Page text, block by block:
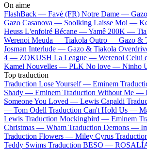
On aime
FlashBack — Favé (FR) Notre Dame —
Gazo Casanova — Soolking Laisse Moi —
Heuss L'enfoiré Bécane —Yamê 200K —
Werenoi Meuda — Tiakola Outro — Gazo &
Josman Interlude — Gazo & Tiakola
4 — ZOKUSH La League — Werenoi Celui
Kamel Nouvelles — PLK No love — Ninho
Top traduction
Traduction Lose Yourself — Eminem
Shady — Eminem Traduction Without Me —
Someone You Loved — Lewis Capaldi
— Tom Odell Traduction Can't Hold Us —
Lewis Traduction Mockingbird — Eminem
Christmas — Wham Traduction Demons —
Traduction Flowers — Miley Cyrus
Teddy Swims Traduction BESO —